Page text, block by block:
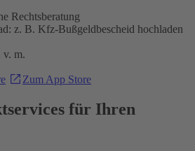
Rechtsberatung
z. B. Kfz-Bußgeldbescheid hochladen
v. m.
Zum App Store
für Ihren